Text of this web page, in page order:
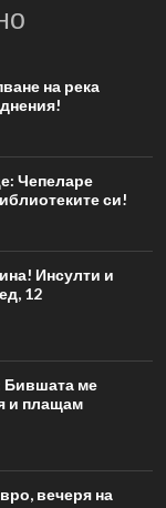
на река
Чепеларе
си!
Инсулти и
12
Бившата ме
и плащам
вечеря на